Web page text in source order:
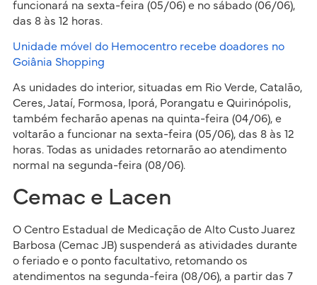
funcionará na sexta-feira (05/06) e no sábado (06/06),
das 8 às 12 horas.
Unidade móvel do Hemocentro recebe doadores no
Goiânia Shopping
As unidades do interior, situadas em Rio Verde, Catalão,
Ceres, Jataí, Formosa, Iporá, Porangatu e Quirinópolis,
também fecharão apenas na quinta-feira (04/06), e
voltarão a funcionar na sexta-feira (05/06), das 8 às 12
horas. Todas as unidades retornarão ao atendimento
normal na segunda-feira (08/06).
Cemac e Lacen
O Centro Estadual de Medicação de Alto Custo Juarez
Barbosa (Cemac JB) suspenderá as atividades durante
o feriado e o ponto facultativo, retomando os
atendimentos na segunda-feira (08/06), a partir das 7